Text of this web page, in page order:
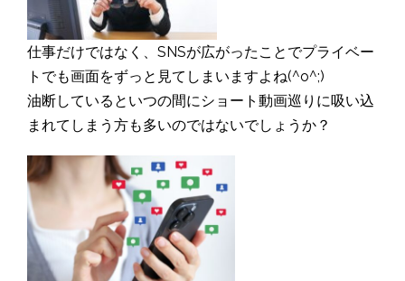
仕事だけではなく、SNSが広がったことでプライベー
トでも画面をずっと見てしまいますよね(^o^;)
油断しているといつの間にショート動画巡りに吸い込
まれてしまう方も多いのではないでしょうか？